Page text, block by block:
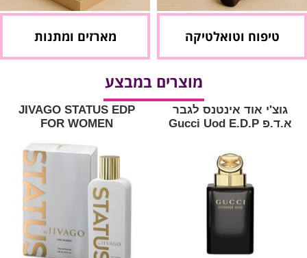
טיפוח וטואלטיקה מארזים ומתנות
מוצרים במבצע
גוצ'י אוד אינטנס לגבר
א.ד.פ Gucci Uod E.D.P
JIVAGO STATUS EDP
FOR WOMEN